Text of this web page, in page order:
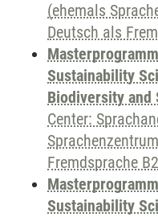
(ehemals
Deutsch als
Sustainability
Biodiversity and
Center:
Fremdsprache
Sustainability